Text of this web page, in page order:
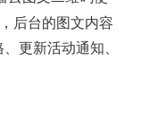
后台的图文内容
更新活动通知、